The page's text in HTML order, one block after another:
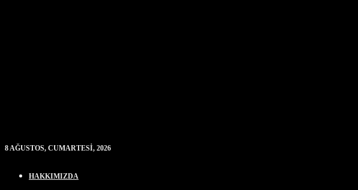
8 AĞUSTOS, CUMARTESI, 2026
HAKKIMIZDA